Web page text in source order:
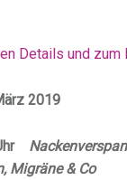
Details und zum
2019
Migräne & Co